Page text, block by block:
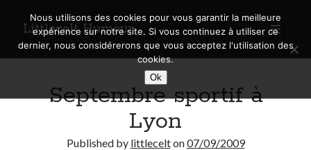
Littlecelt Humeur
open
primary
menu
Sidebar
SearchSeptembre sportif à
Lyon
Published by littlecelton07/09/2009
Nous utilisons des cookies pour vous garantir la meilleure
expérience sur notre site. Si vous continuez à utiliser ce
dernier, nous considérerons que vous acceptez l'utilisation des
cookies.
Ok